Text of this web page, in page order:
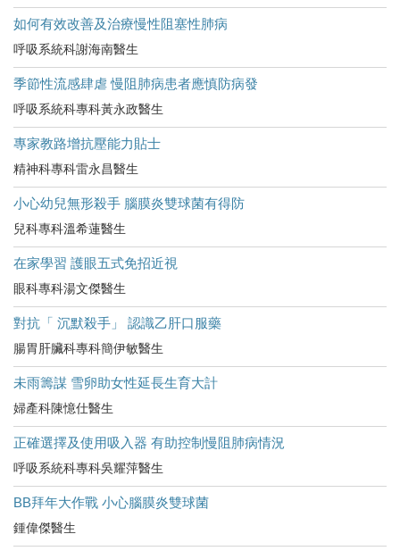
如何有效改善及治療慢性阻塞性肺病
呼吸系統科謝海南醫生
季節性流感肆虐 慢阻肺病患者應慎防病發
呼吸系統科專科黃永政醫生
專家教路增抗壓能力貼士
精神科專科雷永昌醫生
小心幼兒無形殺手 腦膜炎雙球菌有得防
兒科專科溫希蓮醫生
在家學習 護眼五式免招近視
眼科專科湯文傑醫生
對抗「 沉默殺手」 認識乙肝口服藥
腸胃肝臟科專科簡伊敏醫生
未雨籌謀 雪卵助女性延長生育大計
婦產科陳憶仕醫生
正確選擇及使用吸入器 有助控制慢阻肺病情況
呼吸系統科專科吳耀萍醫生
BB拜年大作戰 小心腦膜炎雙球菌
鍾偉傑醫生